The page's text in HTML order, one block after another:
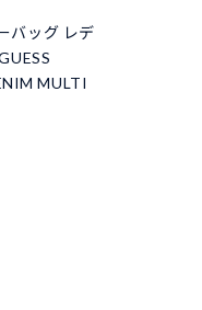
バッグ レデ
MULTI